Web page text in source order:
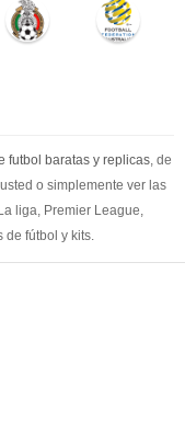
futbol baratas y replicas, de
o simplemente ver las
liga, Premier League,
de fútbol y kits.
deportiva más grande de
club de fútbol, ​​kits
bajos!
Diseños de fútbol